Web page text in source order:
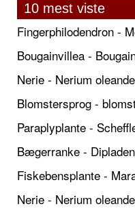
10 mest viste
Fingerphilodendron -
Bougainvillea -
Nerie - Nerium
Blomstersprog -
Paraplyplante -
Bægerranke -
Fiskebensplante -
Nerie - Nerium